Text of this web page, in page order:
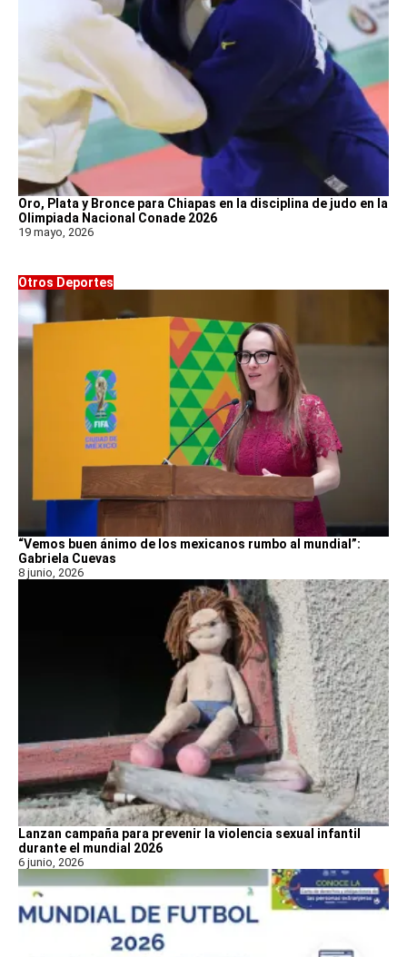
Oro, Plata y Bronce para Chiapas en la disciplina de judo en la
Olimpiada Nacional Conade 2026
19 mayo, 2026
Otros Deportes
“Vemos buen ánimo de los mexicanos rumbo al mundial”:
Gabriela Cuevas
8 junio, 2026
Lanzan campaña para prevenir la violencia sexual infantil
durante el mundial 2026
6 junio, 2026